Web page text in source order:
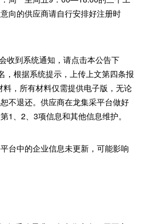
向的供应商请自行安排好注册时
收到系统通知，请点击本公告下
，根据系统提示，上传上文第四条报
，所有材料仅需提供电子版，无论
不退还。供应商在龙集采平台做好
1、2、3项信息和其他信息维护。
台中的企业信息未更新，可能影响